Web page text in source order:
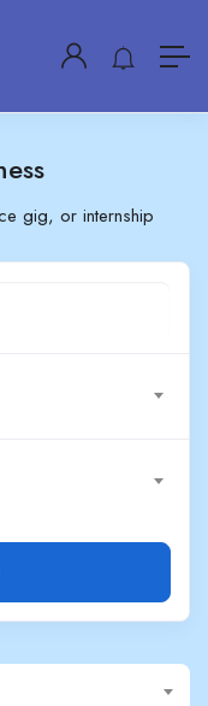
gig, or internship